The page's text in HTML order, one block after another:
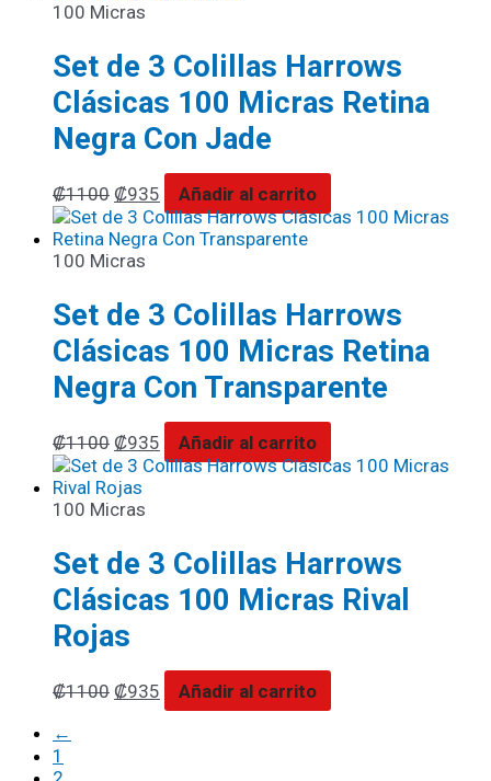
100 Micras
Set de 3 Colillas Harrows
Clásicas 100 Micras Retina
Negra Con Jade
₡1100 ₡935 Añadir al carrito
100 Micras
Set de 3 Colillas Harrows
Clásicas 100 Micras Retina
Negra Con Transparente
₡1100 ₡935 Añadir al carrito
100 Micras
Set de 3 Colillas Harrows
Clásicas 100 Micras Rival
Rojas
₡1100 ₡935
Añadir al carrito
←
1